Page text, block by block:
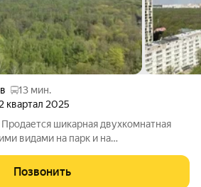
13 мин.
квартал 2025
шикарная двухкомнатная
видами на парк и на
Два санузла. Коммуникации
интернет,
Позвонить